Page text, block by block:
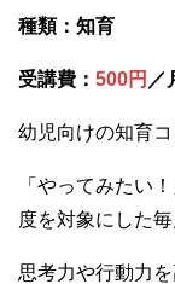
種類：知育
受講費： 500円 ／
幼児向けの知育コ
「やってみたい
度を対象にした
思考力や行動力